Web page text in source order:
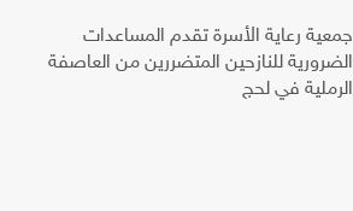
جمعية رعاية الأسرة تقدم المساعدات
الضرورية للنازحين المتضررين من العاصفة
الرملية في لحج